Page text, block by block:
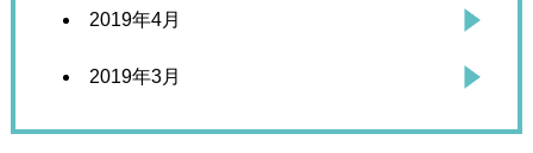
2019年4月
2019年3月